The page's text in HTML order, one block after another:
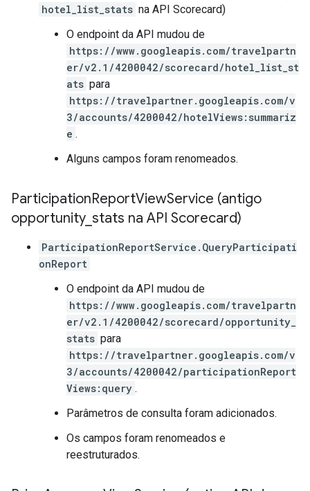
hotel_list_stats na API Scorecard)
O endpoint da API mudou de
https://www.googleapis.com/travelpartn
er/v2.1/4200042/scorecard/hotel_list_st
ats para
https://travelpartner.googleapis.com/v
3/accounts/4200042/hotelViews:summariz
e .
Alguns campos foram renomeados.
ParticipationReportViewService (antigo
opportunity_ stats na API Scorecard)
ParticipationReportService.QueryParticipati
onReport
O endpoint da API mudou de
https://www.googleapis.com/travelpartn
er/v2.1/4200042/scorecard/opportunity_
stats para
https://travelpartner.googleapis.com/v
3/accounts/4200042/participationReport
Views:query .
Parâmetros de consulta foram adicionados.
Os campos foram renomeados e
reestruturados.